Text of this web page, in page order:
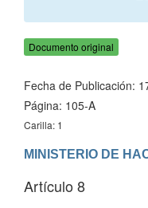
Documento original
Fecha de Publicación:
Página: 105-A
Carilla: 1
Artículo 8